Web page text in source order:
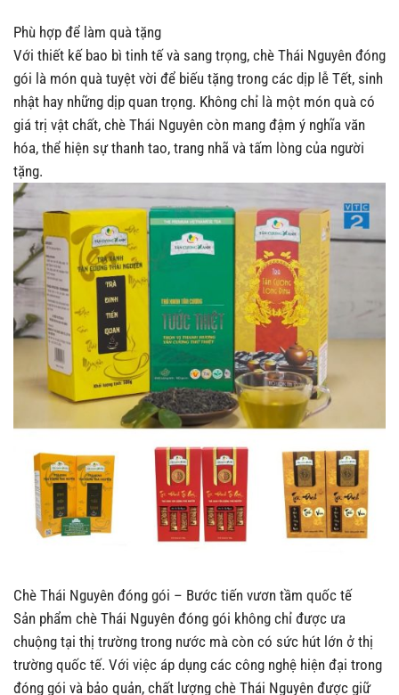
Phù hợp để làm quà tặng
Với thiết kế bao bì tinh tế và sang trọng, chè Thái Nguyên đóng
gói là món quà tuyệt vời để biếu tặng trong các dịp lễ Tết, sinh
nhật hay những dịp quan trọng. Không chỉ là một món quà có
giá trị vật chất, chè Thái Nguyên còn mang đậm ý nghĩa văn
hóa, thể hiện sự thanh tao, trang nhã và tấm lòng của người
tặng.
Chè Thái Nguyên đóng gói – Bước tiến vươn tầm quốc tế
Sản phẩm chè Thái Nguyên đóng gói không chỉ được ưa
chuộng tại thị trường trong nước mà còn có sức hút lớn ở thị
trường quốc tế. Với việc áp dụng các công nghệ hiện đại trong
đóng gói và bảo quản, chất lượng chè Thái Nguyên được giữ